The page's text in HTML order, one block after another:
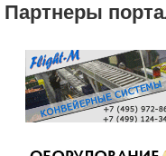
Партнеры